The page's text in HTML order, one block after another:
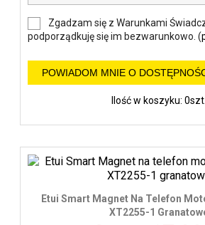
Zgadzam się z Warunkami
podporządkuję się im bezwarunkowo. (
POWIADOM MNIE O
Ilość w koszyku: 0szt.
Etui Smart Magnet Na Telefon
XT2255-1